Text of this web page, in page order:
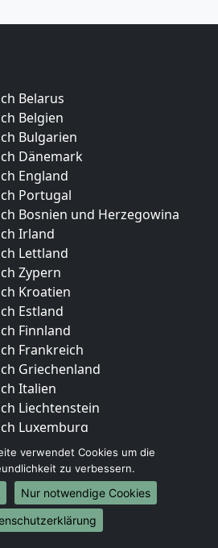
Belarus
Belgien
Bulgarien
Dänemark
England
Portugal
Bosnien und Herzegowina
Irland
Lettland
Zypern
Kroatien
Estland
Finnland
Frankreich
Griechenland
Italien
Liechtenstein
Luxemburg
Niederlande
Norwegen
Berlin
verwendet Cookies um die
zu verbessern.
Nur notwendige Cookies